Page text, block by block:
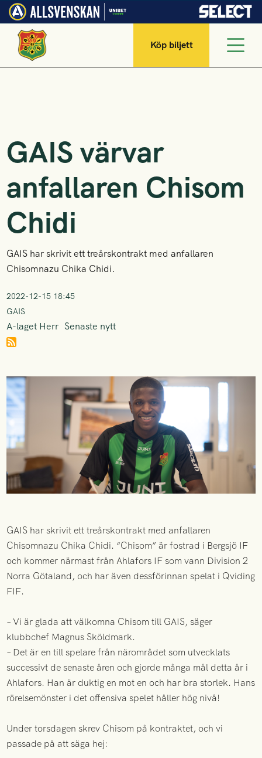
Köp biljett
GAIS värvar
anfallaren Chisom
Chidi
GAIS har skrivit ett treårskontrakt med anfallaren
Chisomnazu Chika Chidi.
2022-12-15 18:45
GAIS
A-laget Herr Senaste nytt
GAIS har skrivit ett treårskontrakt med anfallaren
Chisomnazu Chika Chidi. “Chisom” är fostrad i Bergsjö IF
och kommer närmast från Ahlafors IF som vann Division 2
Norra Götaland, och har även dessförinnan spelat i Qviding
FIF.
– Vi är glada att välkomna Chisom till GAIS, säger
klubbchef Magnus Sköldmark.
– Det är en till spelare från närområdet som utvecklats
successivt de senaste åren och gjorde många mål detta år i
Ahlafors. Han är duktig en mot en och har bra storlek. Hans
rörelsemönster i det offensiva spelet håller hög nivå!
Under torsdagen skrev Chisom på kontraktet, och vi
passade på att säga hej: